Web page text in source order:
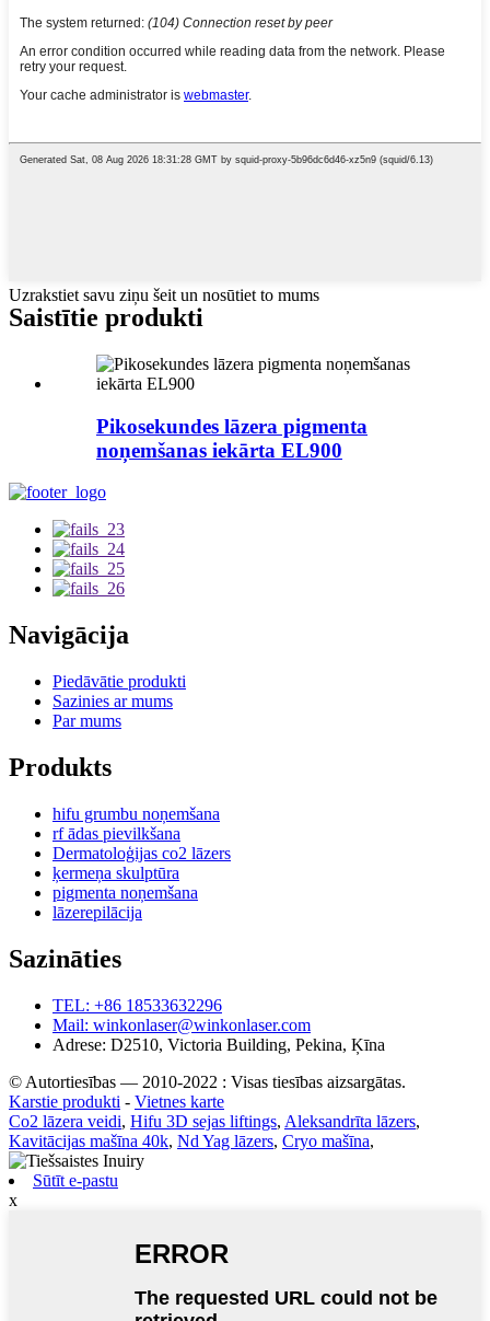
Uzrakstiet savu ziņu šeit un nosūtiet to mums
Saistītie produkti
Pikosekundes lāzera pigmenta
noņemšanas iekārta EL900
Navigācija
Piedāvātie produkti
Sazinies ar mums
Par mums
Produkts
hifu grumbu noņemšana
rf ādas pievilkšana
Dermatoloģijas co2 lāzers
ķermeņa skulptūra
pigmenta noņemšana
lāzerepilācija
Sazināties
TEL: +86 18533632296
Mail: winkonlaser@winkonlaser.com
Adrese: D2510, Victoria Building, Pekina, Ķīna
© Autortiesības — 2010-2022 : Visas tiesības aizsargātas.
Karstie produkti - Vietnes karte
Co2 lāzera veidi, Hifu 3D sejas liftings, Aleksandrīta lāzers,
Kavitācijas mašīna 40k, Nd Yag lāzers, Cryo mašīna,
Sūtīt e-pastu
x